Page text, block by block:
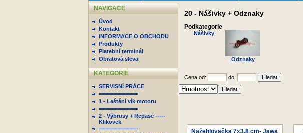
NAVIGACE
Úvod
Kontakt
INFORMACE O OBCHODU
Produkty
Platební terminál
Obratová sleva
KATEGORIE
SERVISNÍ PRÁCE
=============
1 - Leštění vík motoru
=============
2 - Výbrusy + Repase -----
Klikovek
=============
20 - Nášivky + Odznaky
Podkategorie
Nášivky
Odznaky
Cena od: do:
Nažehlovačka 7x3,8 cm- Jawa